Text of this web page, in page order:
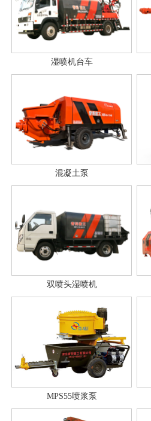
湿喷机台车
混凝土泵
双喷头湿喷机
MPS55喷浆泵